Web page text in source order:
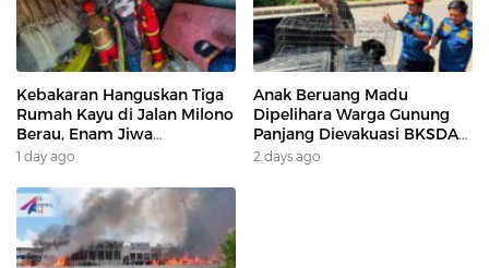
Kebakaran Hanguskan Tiga
Rumah Kayu di Jalan Milono
Berau, Enam Jiwa
Terdampak
1 day ago
Anak Beruang Madu
Dipelihara Warga Gunung
Panjang Dievakuasi BKSDA
Dan DAMKAR
2 days ago